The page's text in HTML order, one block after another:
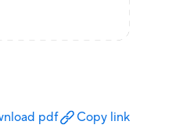
pdf Copy link